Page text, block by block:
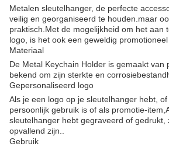
Metalen sleutelhanger, de perfecte
veilig en georganiseerd te houden.maar
praktisch.Met de mogelijkheid om het aan
logo, is het ook een geweldig
Materiaal
De Metal Keychain Holder is gemaakt van
bekend om zijn sterkte en
Gepersonaliseerd logo
Als je een logo op je sleutelhanger hebt,
persoonlijk gebruik is of als promotie-
sleutelhanger hebt gegraveerd of gedrukt,
opvallend zijn..
Gebruik